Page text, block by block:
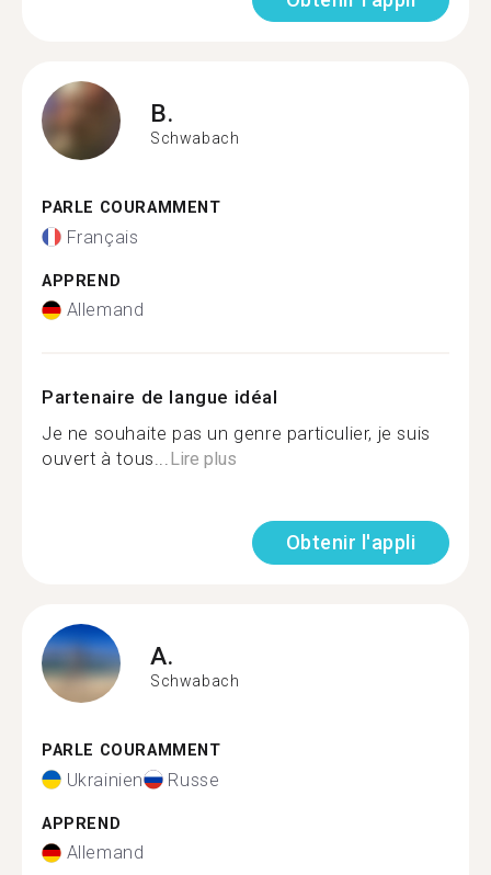
B.
Schwabach
PARLE COURAMMENT
Français
APPREND
Allemand
Partenaire de langue idéal
Je ne souhaite pas un genre particulier, je suis
ouvert à tous...Lire plus
Obtenir l'appli
A.
Schwabach
PARLE COURAMMENT
Ukrainien Russe
APPREND
Allemand